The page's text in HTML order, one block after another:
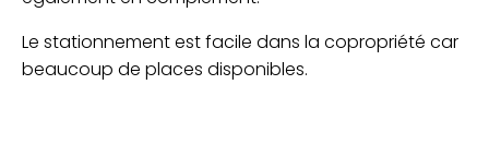
Le stationnement est facile dans la copropriété car
beaucoup de places disponibles.